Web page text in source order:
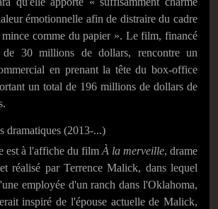
émotionnelle afin de distraire du cadre
comme du papier ». Le film, financé
30 millions de dollars, rencontre un
en prenant la tête du box-office
un total de 196 millions de dollars de
dramatiques (2013-...)
est à l'affiche du film À la merveille, drame
réalisé par Terrence Malick, dans lequel
employée d'un ranch dans l'Oklahoma,
inspiré de l'épouse actuelle de Malick,